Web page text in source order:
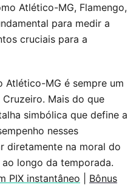
Atlético-MG, Flamengo,
para medir a
cruciais para a
Atlético-MG é sempre um
Mais do que
simbólica que define a
nesses
diretamente na moral do
longo da temporada.
PIX instantâneo
Bônus